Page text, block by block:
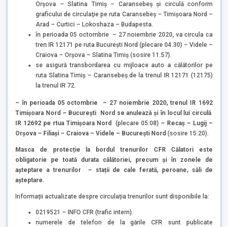
Orşova – Slatina Timiş – Caransebeş şi circulă conform
graficului de circulaţie pe ruta Caransebeş – Timişoara Nord –
Arad – Curtici – Lokoshaza – Budapesta.
în perioada 05 octombrie – 27 noiembrie 2020, va circula ca
tren IR 12171 pe ruta Bucureşti Nord (plecare 04.30) – Videle –
Craiova – Orşova – Slatina Timiş (sosire 11.57).
se asigură transbordarea cu mijloace auto a călătorilor pe
ruta Slatina Timiş – Caransebeş de la trenul IR 12171 (12175)
la trenul IR 72.
– în perioada 05 octombrie – 27 noiembrie 2020, trenul IR 1692
Timișoara Nord – Bucureşti Nord se anulează și în locul lui circulă
IR 12692 pe rtua Timișoara Nord (plecare 05:08) – Recaș – Lugij –
Orșova – Filiași – Craiova – Videle – București Nord (sosire 15:20).
Masca de protecție la bordul trenurilor CFR Călatori este
obligatorie pe toată durata călătoriei, precum și în zonele de
așteptare a trenurilor – stații de cale ferată, peroane, săli de
așteptare.
Informații actualizate despre circulația trenurilor sunt disponibile la:
0219521 – INFO CFR (trafic intern).
numerele de telefon de la gările CFR sunt publicate